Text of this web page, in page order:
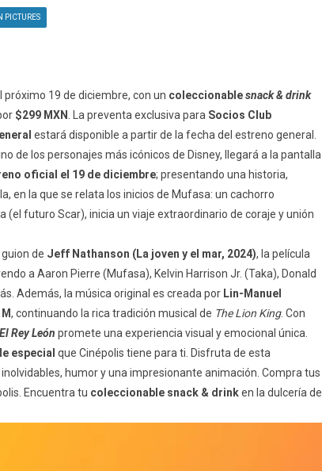
PICTURES
próximo 19 de diciembre, con un coleccionablesnack & drink
$299 MXN . La preventa exclusiva para Socios Club
estará disponible a partir de la fecha del estreno general.
de los personajes más icónicos de Disney, llegará a la pantalla
oficial el 19 de diciembre; presentando una historia,
en la que se relata los inicios de Mufasa: un cachorro
futuro Scar), inicia un viaje extraordinario de coraje y unión
de Jeff Nathanson (La joven y el mar, 2024), la película
a Aaron Pierre (Mufasa), Kelvin Harrison Jr. (Taka), Donald
Además, la música original es creada por Lin-Manuel
, continuando la rica tradición musical de The Lion King. Con
Rey León promete una experiencia visual y emocional única.
especial que Cinépolis tiene para ti. Disfruta de esta
humor y una impresionante animación. Compra tus
Encuentra tu coleccionable snack & drinken la dulcería de